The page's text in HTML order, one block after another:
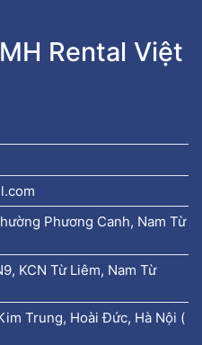
Rental Việt
Phương Canh, Nam Từ
KCN Từ Liêm, Nam Từ
Trung, Hoài Đức, Hà Nội (